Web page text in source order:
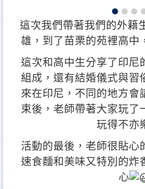
這次我們帶著我們的外籍
雄，到了苗栗的苑裡高中
這次和高中生分享了印尼
組成，還有結婚儀式與習
來在印尼，不同的地方會
束後，老師帶著大家玩了
玩得不亦
活動的最後，老師很貼心
速食麵和美味又特別的炸
心